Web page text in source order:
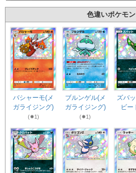
色違いポケモン
バシャーモ(メ
ガライジング)
(✸1)
ブルンゲル(メ
ガライジング)
(✸1)
ズバ
ビー